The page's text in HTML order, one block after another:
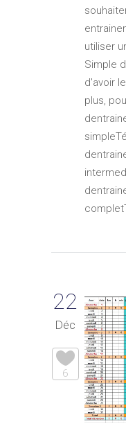
utiliser
Simple
d'avoir
plus,
22
Déc
6